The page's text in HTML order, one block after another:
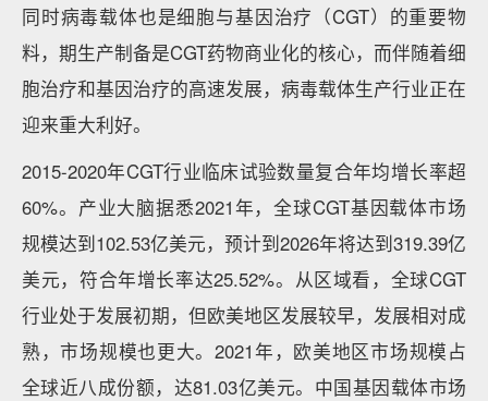
同时病毒载体也是细胞与基因治疗（CGT）的重要物
料，期生产制备是CGT药物商业化的核心，而伴随着细
胞治疗和基因治疗的高速发展，病毒载体生产行业正在
迎来重大利好。
2015-2020年CGT行业临床试验数量复合年均增长率超
60%。产业大脑据悉2021年，全球CGT基因载体市场
规模达到102.53亿美元，预计到2026年将达到319.39亿
美元，符合年增长率达25.52%。从区域看，全球CGT
行业处于发展初期，但欧美地区发展较早，发展相对成
熟，市场规模也更大。2021年，欧美地区市场规模占
全球近八成份额，达81.03亿美元。中国基因载体市场